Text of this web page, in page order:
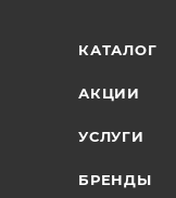
КАТАЛОГ
АКЦИИ
УСЛУГИ
БРЕНДЫ